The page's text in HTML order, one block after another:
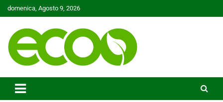
Skip
to
domenica, Agosto 9, 2026
Ecoo.it